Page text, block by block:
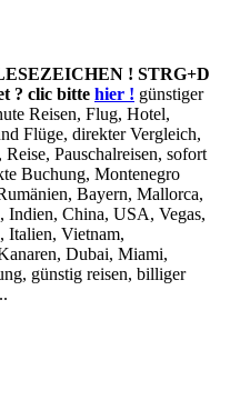
! STRG+D
? clic bitte hier ! günstiger
Reisen, Flug, Hotel,
Flüge, direkter Vergleich,
Pauschalreisen, sofort
Buchung, Montenegro
Bayern, Mallorca,
Indien, China, USA, Vegas,
Italien, Vietnam,
Dubai, Miami,
günstig reisen, billiger